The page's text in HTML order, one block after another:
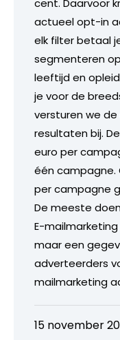
actueel opt-in
elk filter betaal
segmenteren
leeftijd en
je voor de
versturen we
resultaten bij.
euro per
één campagne.
per campagne
De meeste
E-
maar een
adverteerders
mailmarketing
15 november